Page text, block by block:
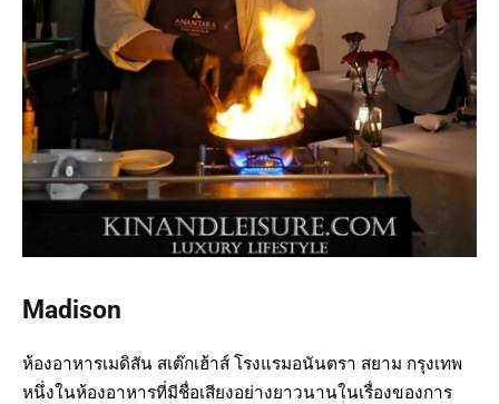
Madison
ห้องอาหารเมดิสัน สเต๊กเฮ้าส์ โรงแรมอนันตรา สยาม กรุงเทพ
หนึ่งในห้องอาหารที่มีชื่อเสียงอย่างยาวนานในเรื่องของการ